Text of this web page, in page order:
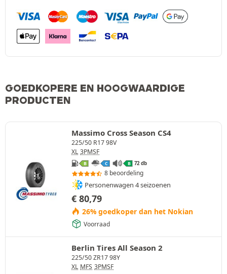
GOEDKOPERE EN HOOGWAARDIGE
PRODUCTEN
Massimo Cross Season CS4
225/50 R17 98V
XL 3PMSF
B C B 72 db
8 beoordeling
Personenwagen 4 seizoenen
€ 80,79
26% goedkoper dan het Nokian
Voorraad
Berlin Tires All Season 2
225/50 ZR17 98Y
XL MFS 3PMSF